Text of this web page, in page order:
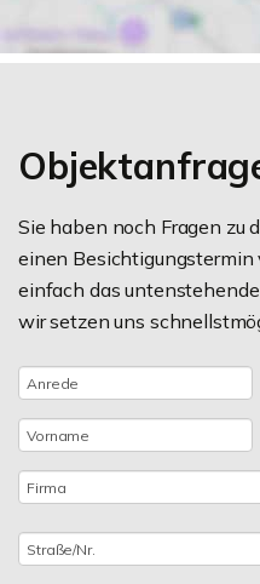
Sie haben noch Fragen zu
einen Besichtigungstermin
einfach das
wir setzen uns